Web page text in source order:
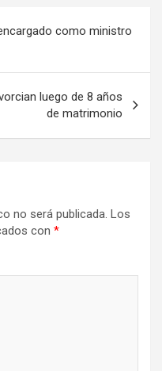
como ministro
luego de 8 años
de matrimonio
no será publicada. Los
con *